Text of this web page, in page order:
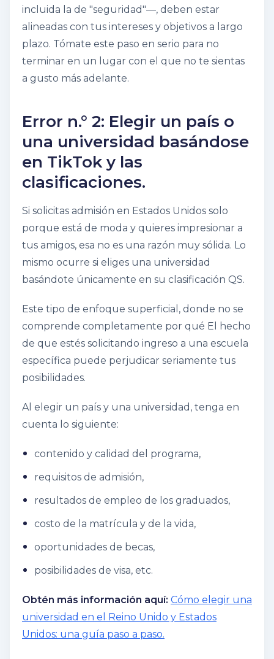
incluida la de "seguridad"—, deben estar
alineadas con tus intereses y objetivos a largo
plazo. Tómate este paso en serio para no
terminar en un lugar con el que no te sientas
a gusto más adelante.
Error n.° 2: Elegir un país o
una universidad basándose
en TikTok y las
clasificaciones.
Si solicitas admisión en Estados Unidos solo
porque está de moda y quieres impresionar a
tus amigos, esa no es una razón muy sólida. Lo
mismo ocurre si eliges una universidad
basándote únicamente en su clasificación QS.
Este tipo de enfoque superficial, donde no se
comprende completamente por qué El hecho
de que estés solicitando ingreso a una escuela
específica puede perjudicar seriamente tus
posibilidades.
Al elegir un país y una universidad, tenga en
cuenta lo siguiente:
contenido y calidad del programa,
requisitos de admisión,
resultados de empleo de los graduados,
costo de la matrícula y de la vida,
oportunidades de becas,
posibilidades de visa, etc.
Obtén más información aquí: Cómo elegir una
universidad en el Reino Unido y Estados
Unidos: una guía paso a paso.